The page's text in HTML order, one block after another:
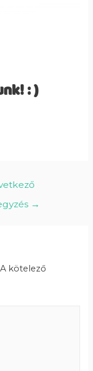
: )
→
A kötelező